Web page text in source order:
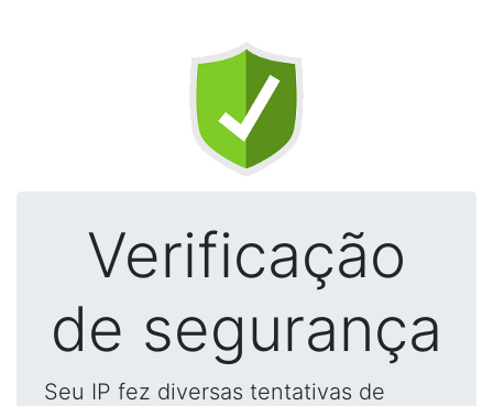
Verificação
de segurança
Seu IP fez diversas tentativas de